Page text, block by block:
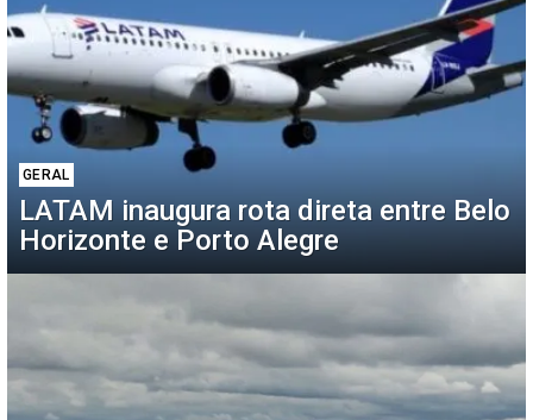
GERAL
LATAM inaugura rota direta entre Belo
Horizonte e Porto Alegre